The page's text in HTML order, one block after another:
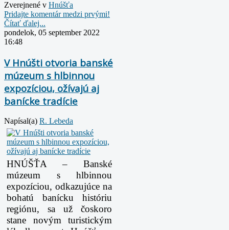
Zverejnené v Hnúšťa
Pridajte komentár medzi prvými!
Čítať ďalej...
pondelok, 05 september 2022
16:48
V Hnúšti otvoria banské
múzeum s hlbinnou
expozíciou, ožívajú aj
banícke tradície
Napísal(a) R. Lebeda
HNÚŠŤA – Banské
múzeum s hlbinnou
expozíciou, odkazujúce na
bohatú banícku históriu
regiónu, sa už čoskoro
stane novým turistickým